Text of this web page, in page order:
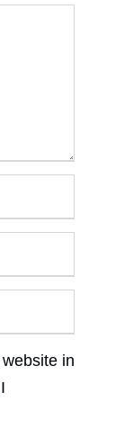
in